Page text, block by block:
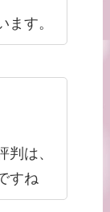
す。
は、
すね